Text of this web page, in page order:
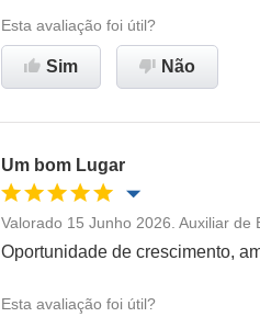
Ambiente de trabalho
Recomenda esta empresa
Esta avaliação foi útil?
Sim Não
Um bom Lugar
Oportunidade de promoção
Ambiente de trabalho
Valorado 15 Junho 2026. Auxiliar
Oportunidade de crescimento,
Esta avaliação foi útil?